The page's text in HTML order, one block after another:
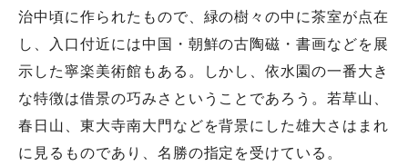
治中頃に作られたもので、緑の樹々の中に茶室が点在
し、入口付近には中国・朝鮮の古陶磁・書画などを展
示した寧楽美術館もある。しかし、依水園の一番大き
な特徴は借景の巧みさということであろう。若草山、
春日山、東大寺南大門などを背景にした雄大さはまれ
に見るものであり、名勝の指定を受けている。